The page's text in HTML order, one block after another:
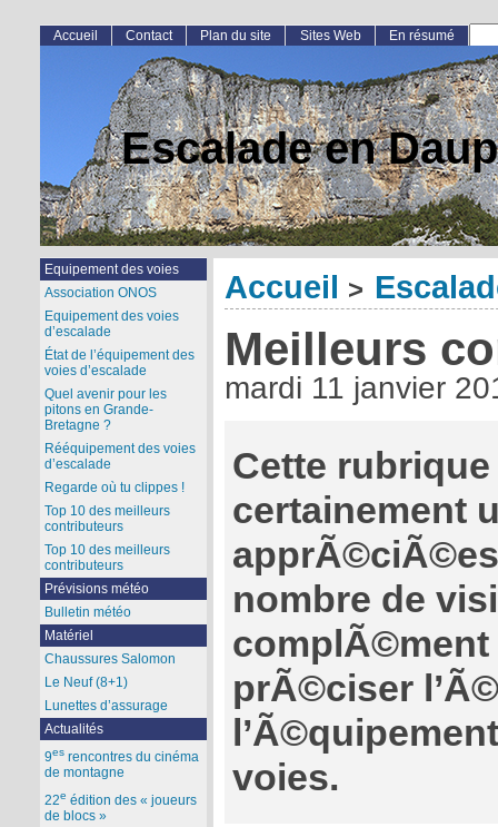
Escalade en
Accueil >
Meilleurs
mardi 11 janvier
Cette rubrique
certainement
nombre de
prÃ©ciser
voies.
Accueil Contact Plan du site Sites Web En résumé
Equipement des voies
Association ONOS
Equipement des voies
d’escalade
État de l’équipement des
voies d’escalade
Quel avenir pour les
pitons en Grande-
Bretagne ?
Rééquipement des voies
d’escalade
Regarde où tu clippes !
Top 10 des meilleurs
contributeurs
Top 10 des meilleurs
contributeurs
Prévisions météo
Bulletin météo
Matériel
Chaussures Salomon
Le Neuf (8+1)
Lunettes d’assurage
Actualités
9esrencontres du cinéma
de montagne
22e édition des « joueurs
de blocs »